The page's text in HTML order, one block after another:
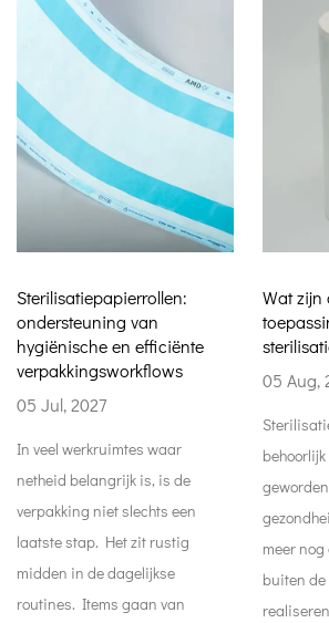
is de
een
van
Wat zijn de belangrijkste
toepassingen van Tyvek-
sterilisatieverpakkingen
05 Aug, 2026
Sterilisatieverpakkingen zijn een
behoorlijk belangrijk onderdeel
geworden van het beheer van
gezondheidszorgproducten,
meer nog dan veel mensen
buiten de sector zich misschien
realiseren. Terwijl de medische